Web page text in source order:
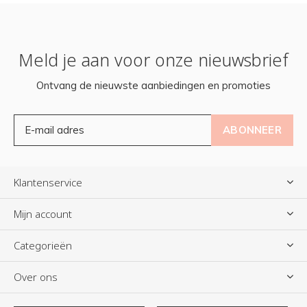
Meld je aan voor onze nieuwsbrief
Ontvang de nieuwste aanbiedingen en promoties
ABONNEER
Klantenservice
Mijn account
Categorieën
Over ons